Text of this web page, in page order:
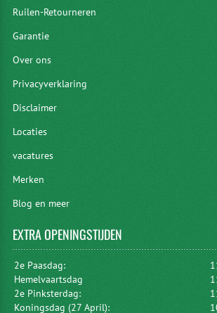
Ruilen-Retourneren
Garantie
Over ons
Privacyverklaring
Disclaimer
Locaties
vacatures
Merken
Blog en meer
EXTRAOPENINGSTIJDEN
2e Paasdag:
Hemelvaartsdag
2e Pinksterdag:
Koningsdag (27 April):